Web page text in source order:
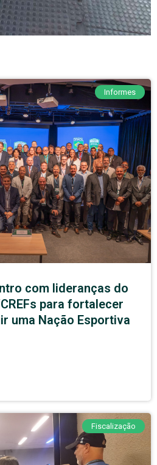
Informes
com lideranças do
para fortalecer
uma Nação Esportiva
Fiscalização